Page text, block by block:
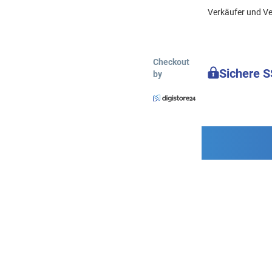
Verkäufer und
Checkout
by
Sichere